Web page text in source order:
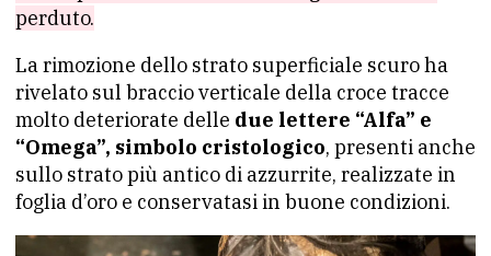
perduto.
La rimozione dello strato superficiale scuro ha
rivelato sul braccio verticale della croce tracce
molto deteriorate delle due lettere “Alfa” e
“Omega”, simbolo cristologico, presenti anche
sullo strato più antico di azzurrite, realizzate in
foglia d’oro e conservatasi in buone condizioni.